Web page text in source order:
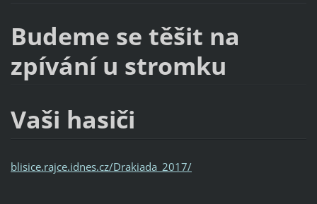
Budeme se těšit na
zpívání u stromku
Vaši hasiči
blisice.rajce.idnes.cz/Drakiada_2017/